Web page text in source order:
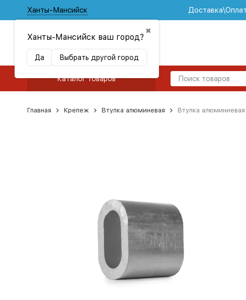
Ханты-Мансийск
✖
Ханты-Мансийск ваш город?
Да Выбрать другой город
Каталог товаров
Главная Крепеж Втулка алюминевая Втулка